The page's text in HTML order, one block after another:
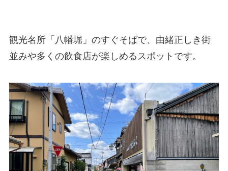
観光名所「八幡堀」のすぐそばで、由緒正しき街
並みや多くの飲食店が楽しめるスポットです。